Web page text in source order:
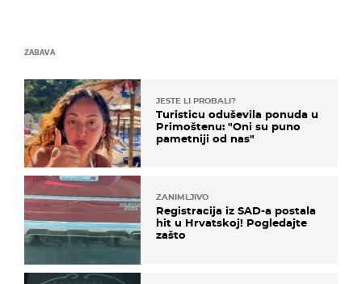
ZABAVA
JESTE LI PROBALI?
Turisticu oduševila ponuda u
Primoštenu: "Oni su puno
pametniji od nas"
ZANIMLJIVO
Registracija iz SAD-a postala
hit u Hrvatskoj! Pogledajte
zašto